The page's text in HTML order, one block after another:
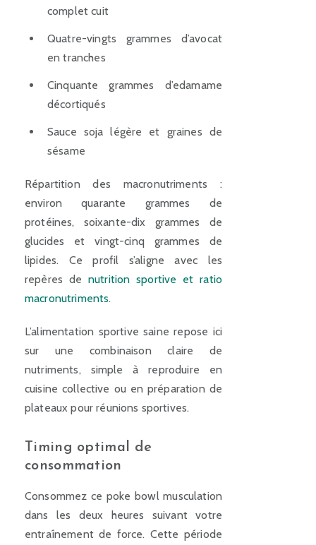
complet cuit
Quatre-vingts grammes d’avocat
en tranches
Cinquante grammes d’edamame
décortiqués
Sauce soja légère et graines de
sésame
Répartition des macronutriments :
environ quarante grammes de
protéines, soixante-dix grammes de
glucides et vingt-cinq grammes de
lipides. Ce profil s’aligne avec les
repères de nutrition sportive et ratio
macronutriments.
L’alimentation sportive saine repose ici
sur une combinaison claire de
nutriments, simple à reproduire en
cuisine collective ou en préparation de
plateaux pour réunions sportives.
Timing optimal de
consommation
Consommez ce poke bowl musculation
dans les deux heures suivant votre
entraînement de force. Cette période